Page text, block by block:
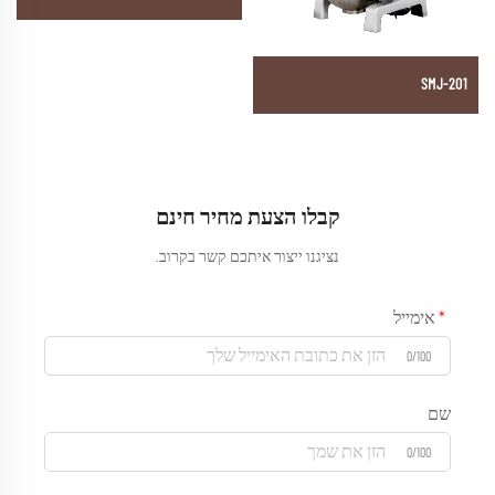
SMJ-201
קבלו הצעת מחיר חינם
נציגנו ייצור איתכם קשר בקרוב.
אימייל
0/100
שם
0/100